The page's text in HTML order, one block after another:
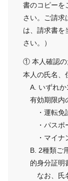
書のコピーを
さい。ご請求
は、請求書を
さい。）
本人確認
本人の氏名、
A. いずれ
有効期限内
・運転免
・パスポ
・マイ
B. 2種類ご
的身分証明
なお、氏